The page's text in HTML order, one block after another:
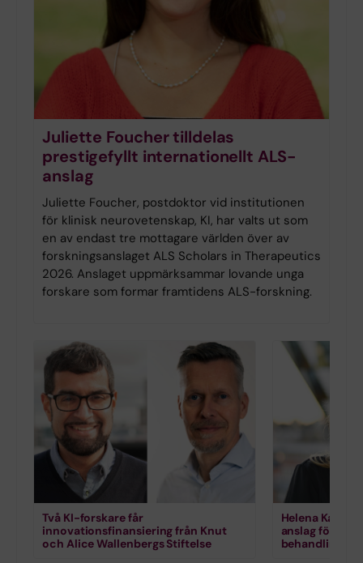
Juliette Foucher tilldelas
prestigefyllt internationellt ALS-
anslag
Juliette Foucher, postdoktor vid institutionen
för klinisk neurovetenskap, KI, har valts ut som
en av endast tre mottagare världen över av
forskningsanslaget ALS Scholars in Therapeutics
2026. Anslaget uppmärksammar lovande unga
forskare som formar framtidens ALS-forskning.
Två KI-forskare får
innovationsfinansiering från Knut
och Alice Wallenbergs Stiftelse
Helena
anslag för
behandling